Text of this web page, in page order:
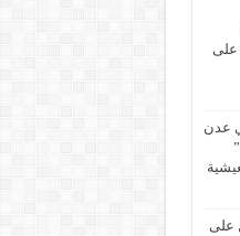
على
عدن
على